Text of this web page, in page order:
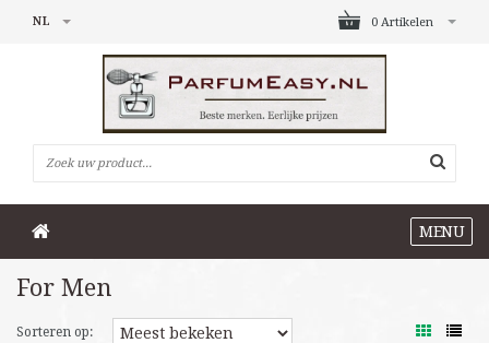
0 Artikelen
NL
MENU
For Men
Sorteren op: